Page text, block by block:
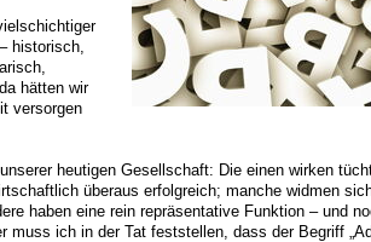
historisch,
hätten wir
versorgen
heutigen Gesellschaft: Die einen wirken
überaus erfolgreich; manche widmen
haben eine rein repräsentative Funktion – und
muss ich in der Tat feststellen, dass der Begriff